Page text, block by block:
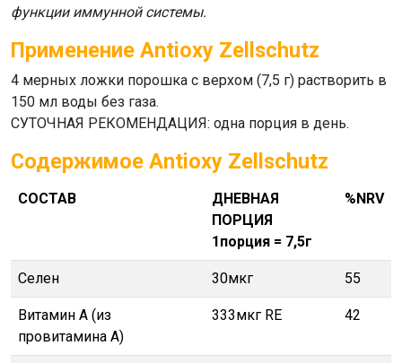
функции иммунной системы.
Применение Antioxy Zellschutz
4 мерных ложки порошка с верхом (7,5 г) растворить в
150 мл воды без газа.
СУТОЧНАЯ РЕКОМЕНДАЦИЯ: одна порция в день.
Содержимое Antioxy Zellschutz
СОСТАВ
ДНЕВНАЯ
ПОРЦИЯ
1порция = 7,5г
%NRV
Селен 30мкг 55
Витамин А (из
провитамина А)
333мкг RE 42